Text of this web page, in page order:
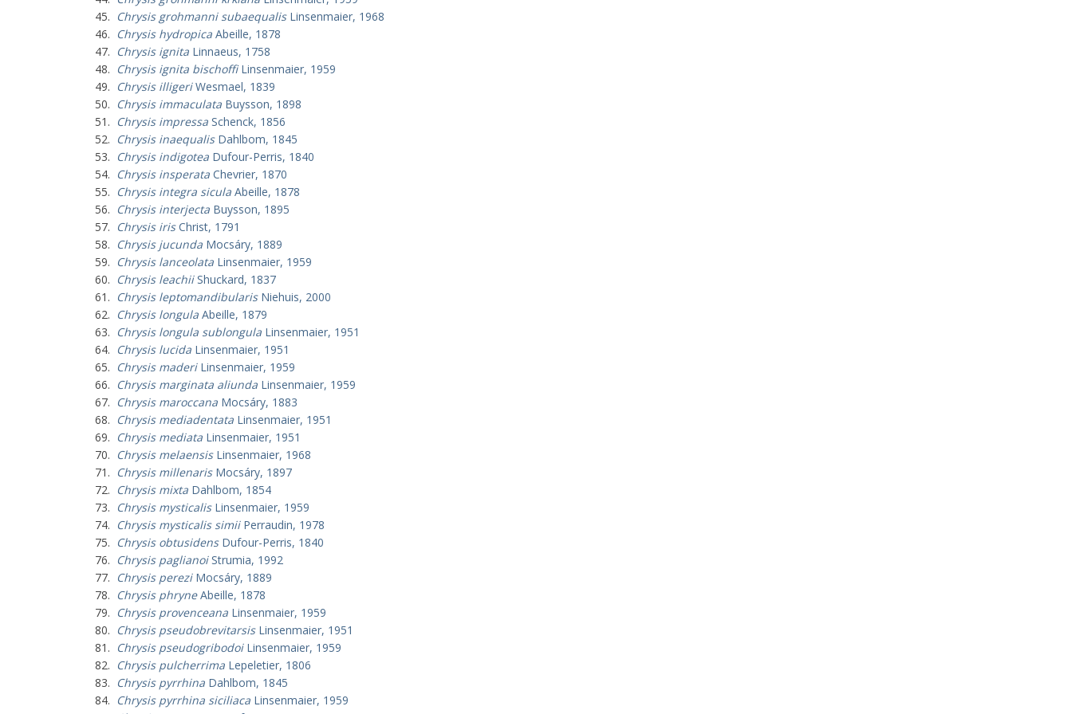
Chrysis grohmanni subaequalis Linsenmaier, 1968
Chrysis hydropica Abeille, 1878
Chrysis ignita Linnaeus, 1758
Chrysis ignita bischoffiLinsenmaier, 1959
Chrysis illigeriWesmael, 1839
Chrysis immaculata Buysson, 1898
Chrysis impressa Schenck, 1856
Chrysis inaequalis Dahlbom, 1845
Chrysis indigotea Dufour-Perris, 1840
Chrysis insperata Chevrier, 1870
Chrysis integra sicula Abeille, 1878
Chrysis interjecta Buysson, 1895
Chrysis irisChrist, 1791
Chrysis jucunda Mocsáry, 1889
Chrysis lanceolata Linsenmaier, 1959
Chrysis leachiiShuckard, 1837
Chrysis leptomandibularis Niehuis, 2000
Chrysis longula Abeille, 1879
Chrysis longula sublongula Linsenmaier, 1951
Chrysis lucida Linsenmaier, 1951
Chrysis maderi Linsenmaier, 1959
Chrysis marginata aliunda Linsenmaier, 1959
Chrysis maroccana Mocsáry, 1883
Chrysis mediadentata Linsenmaier, 1951
Chrysis mediata Linsenmaier, 1951
Chrysis melaensis Linsenmaier, 1968
Chrysis millenaris Mocsáry, 1897
Chrysis mixta Dahlbom, 1854
Chrysis mysticalis Linsenmaier, 1959
Chrysis mysticalis simii Perraudin, 1978
Chrysis obtusidens Dufour-Perris, 1840
Chrysis paglianoiStrumia, 1992
Chrysis perezi Mocsáry, 1889
Chrysis phryneAbeille, 1878
Chrysis provenceana Linsenmaier, 1959
Chrysis pseudobrevitarsis Linsenmaier, 1951
Chrysis pseudogribodoi Linsenmaier, 1959
Chrysis pulcherrima Lepeletier, 1806
Chrysis pyrrhina Dahlbom, 1845
Chrysis pyrrhina siciliaca Linsenmaier, 1959